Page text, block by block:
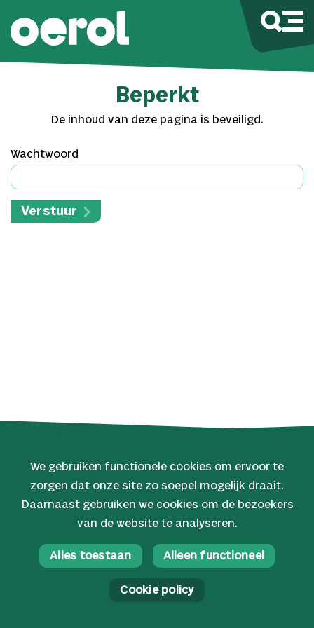
Beperkt
De inhoud van deze pagina is beveiligd.
Wachtwoord
Verstuur
© 2026 Oerol
Algemene voorwaarden
Privacyverklaring
Facebook
We gebruiken functionele cookies om ervoor te
zorgen dat onze site zo soepel mogelijk draait.
Daarnaast gebruiken we cookies om de bezoekers
van de website te analyseren.
Alles toestaan Alleen functioneel
Cookie policy